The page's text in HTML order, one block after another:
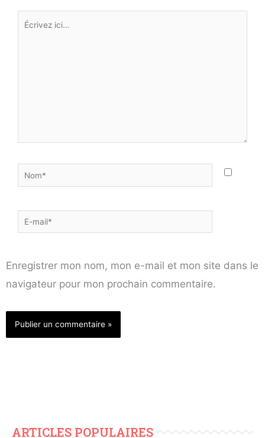
Écrivez
Nom*
E-
mail*
Enregistrer mon nom, mon e-mail et mon site dans le
navigateur pour mon prochain commentaire.
ARTICLES POPULAIRES